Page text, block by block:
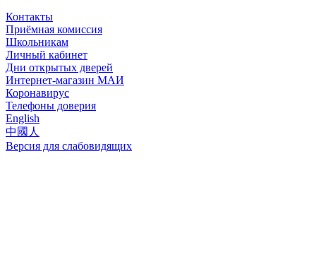
Контакты
Приёмная комиссия
Школьникам
Личный кабинет
Дни открытых дверей
Интернет-магазин МАИ
Коронавирус
Телефоны доверия
English
中國人
Версия для слабовидящих